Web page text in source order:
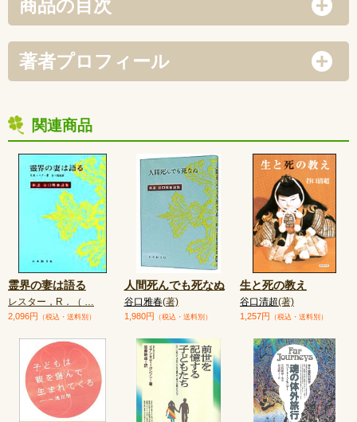
商品の目次
著者プロフィール
関連商品
霊界の妻は語る
レスター，R．（ …
2,096円 （税込・送料別）
人間死んでも死なぬ
谷口雅春(著)
1,980円 （税込・送料別）
生と死の教え
谷口清超(著)
1,257円 （税込・送料別）